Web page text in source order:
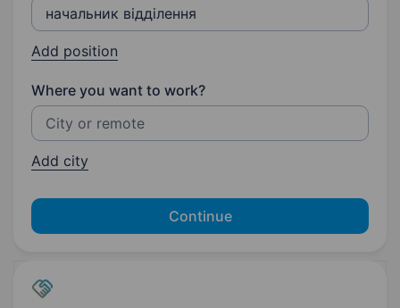
Add position
Where you want to work?
Add city
Continue